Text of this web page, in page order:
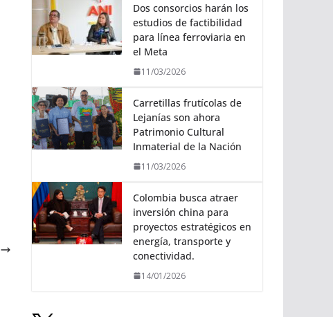
Dos consorcios harán los
estudios de factibilidad
para línea ferroviaria en
el Meta
11/03/2026
Carretillas frutícolas de
Lejanías son ahora
Patrimonio Cultural
Inmaterial de la Nación
11/03/2026
Colombia busca atraer
inversión china para
proyectos estratégicos en
energía, transporte y
conectividad.
14/01/2026